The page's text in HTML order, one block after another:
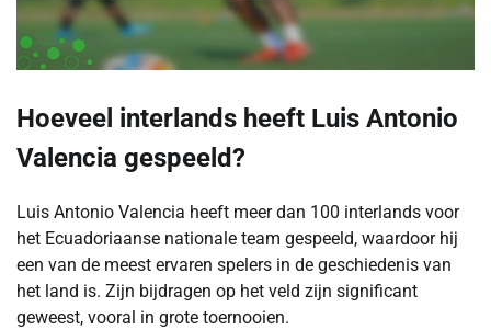
Hoeveel interlands heeft Luis Antonio
Valencia gespeeld?
Luis Antonio Valencia heeft meer dan 100 interlands voor
het Ecuadoriaanse nationale team gespeeld, waardoor hij
een van de meest ervaren spelers in de geschiedenis van
het land is. Zijn bijdragen op het veld zijn significant
geweest, vooral in grote toernooien.